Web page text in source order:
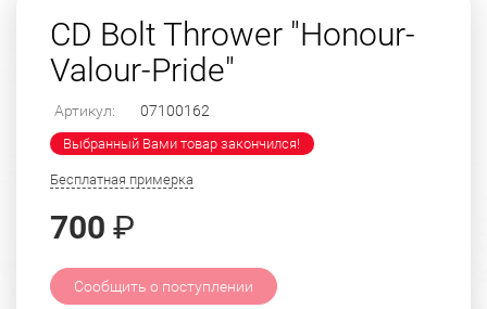
CD Bolt Thrower "Honour-
Valour-Pride"
Артикул: 07100162
Выбранный Вами товар закончился!
Бесплатная примерка
700 ₽
Сообщить о поступлении